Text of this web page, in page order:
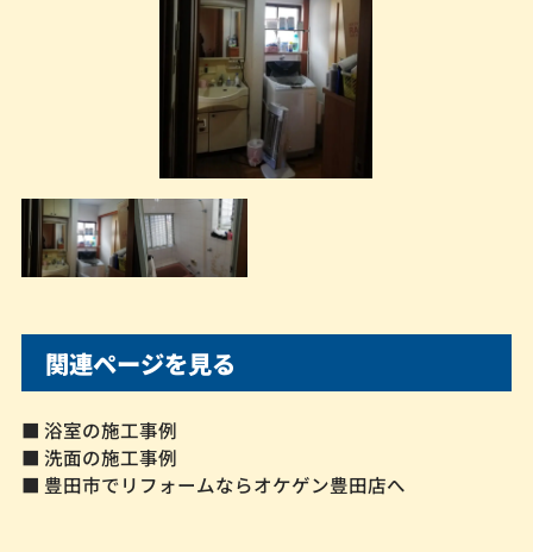
関連ページを見る
■ 浴室の施工事例
■ 洗面の施工事例
■ 豊田市でリフォームならオケゲン豊田店へ